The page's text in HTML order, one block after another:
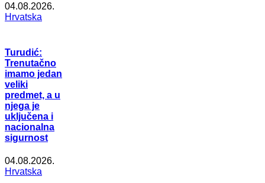
04.08.2026.
Hrvatska
Turudić:
Trenutačno
imamo jedan
veliki
predmet, a u
njega je
uključena i
nacionalna
sigurnost
04.08.2026.
Hrvatska